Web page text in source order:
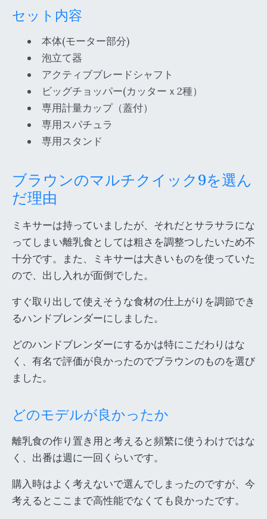
セット内容
本体(モーター部分)
泡立て器
アクティブブレードシャフト
ビッグチョッパー(カッターｘ2種）
専用計量カップ（蓋付）
専用スパチュラ
専用スタンド
ブラウンのマルチクイック9を選ん
だ理由
ミキサーは持っていましたが、それだとサラサラにな
ってしまい離乳食としては粗さを調整つしたいため不
十分です。また、ミキサーは大きいものを使っていた
ので、出し入れが面倒でした。
すぐ取り出して使えそうな食材の仕上がりを調節でき
るハンドブレンダーにしました。
どのハンドブレンダーにするかは特にこだわりはな
く、有名で評価が良かったのでブラウンのものを選び
ました。
どのモデルが良かったか
離乳食の作り置き用と考えると頻繁に使うわけではな
く、出番は週に一回くらいです。
購入時はよく考えないで選んでしまったのですが、今
考えるとここまで高性能でなくても良かったです。